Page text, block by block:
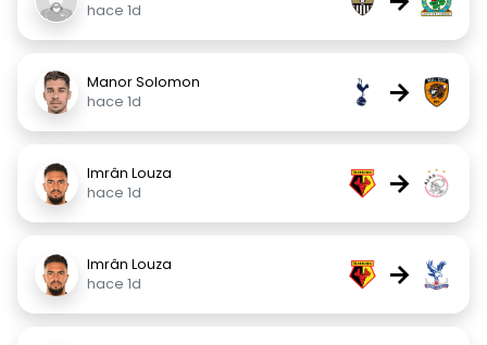
hace 1d
Manor Solomon
hace 1d
→
Imrân Louza
hace 1d
→
Imrân Louza
hace 1d
→